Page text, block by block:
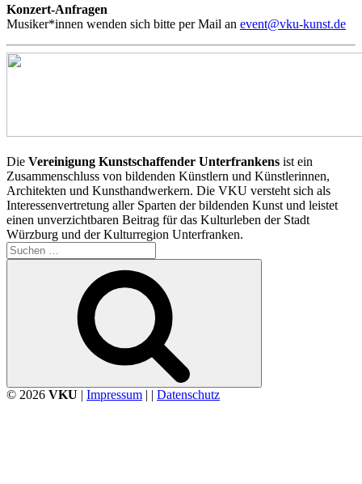
Konzert-Anfragen
Musiker*innen wenden sich bitte per Mail an event@vku-kunst.de
Die Vereinigung Kunstschaffender Unterfrankens ist ein
Zusammenschluss von bildenden Künstlern und Künstlerinnen,
Architekten und Kunsthandwerkern. Die VKU versteht sich als
Interessenvertretung aller Sparten der bildenden Kunst und leistet
einen unverzichtbaren Beitrag für das Kulturleben der Stadt
Würzburg und der Kulturregion Unterfranken.
Suchen
nach:
© 2026 VKU | Impressum | | Datenschutz